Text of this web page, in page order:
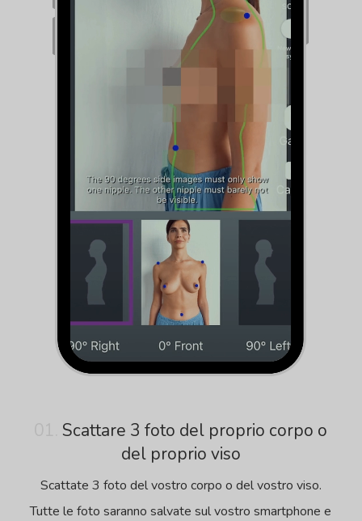
Scattare 3 foto del proprio corpo o
del proprio viso
Scattate 3 foto del vostro corpo o del vostro viso.
Tutte le foto saranno salvate sul vostro smartphone e